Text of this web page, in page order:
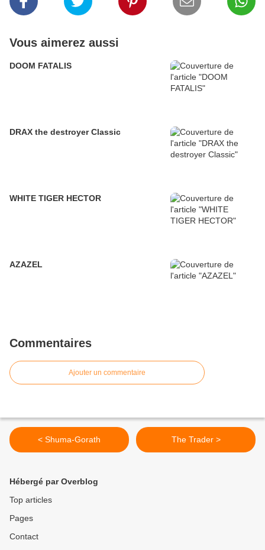
Vous aimerez aussi
DOOM FATALIS
DRAX the destroyer Classic
WHITE TIGER HECTOR
AZAZEL
Commentaires
Ajouter un commentaire
< Shuma-Gorath The Trader >
Hébergé par Overblog
Top articles
Pages
Contact